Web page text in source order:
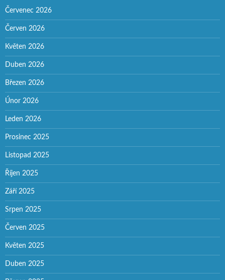
Červenec 2026
Červen 2026
Květen 2026
Duben 2026
Březen 2026
Únor 2026
Leden 2026
Prosinec 2025
Listopad 2025
Říjen 2025
Září 2025
Srpen 2025
Červen 2025
Květen 2025
Duben 2025